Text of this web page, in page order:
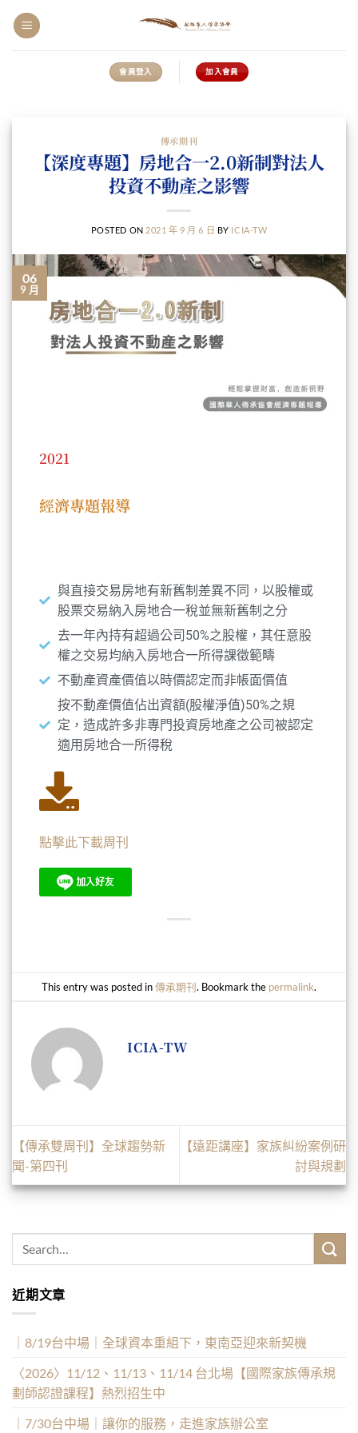
會員登入 加入會員
傳承期刊
【深度專題】房地合一2.0新制對法人
投資不動產之影響
POSTED ON 2021 年 9 月 6 日 BY ICIA-TW
06
9 月
2021
經濟專題報導
與直接交易房地有新舊制差異不同，以股權或
股票交易納入房地合一稅並無新舊制之分
去一年內持有超過公司50%之股權，其任意股
權之交易均納入房地合一所得課徵範疇
不動產資產價值以時價認定而非帳面價值
按不動產價值佔出資額(股權淨值)50%之規
定，造成許多非專門投資房地產之公司被認定
適用房地合一所得稅
點擊此下載周刊
This entry was posted in傳承期刊. Bookmark the permalink.
ICIA-TW
【傳承雙周刊】全球趨勢新
聞-第四刊
【遠距講座】家族糾紛案例研
討與規劃
近期文章
｜8/19台中場｜全球資本重組下，東南亞迎來新契機
〈2026〉11/12、11/13、11/14 台北場【國際家族傳承規
劃師認證課程】熱烈招生中
｜7/30台中場｜讓你的服務，走進家族辦公室